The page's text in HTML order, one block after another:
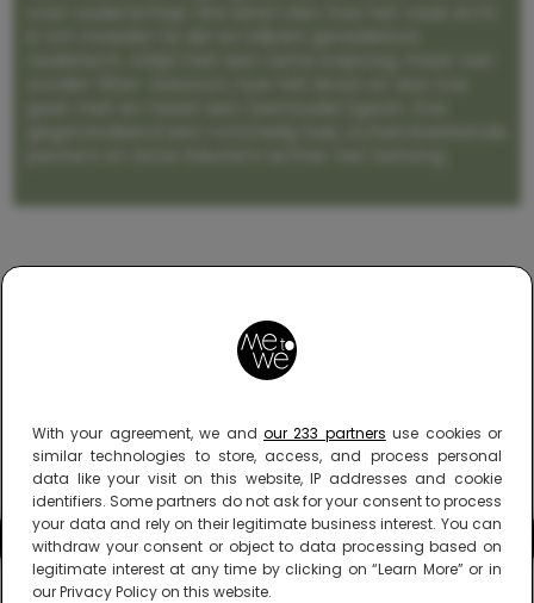
With your agreement, we and our 233 partners use cookies or
similar technologies to store, access, and process personal
data like your visit on this website, IP addresses and cookie
identifiers. Some partners do not ask for your consent to process
your data and rely on their legitimate business interest. You can
withdraw your consent or object to data processing based on
legitimate interest at any time by clicking on “Learn More” or in
our Privacy Policy on this website.